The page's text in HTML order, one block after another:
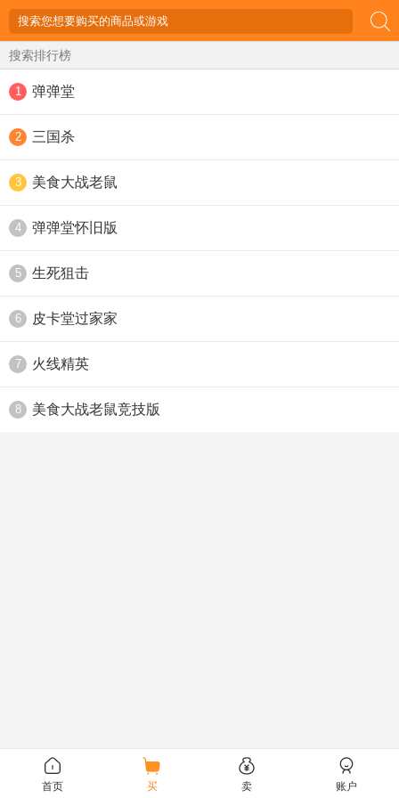
搜索排行榜
1 弹弹堂
2 三国杀
3 美食大战老鼠
4 弹弹堂怀旧版
5 生死狙击
6 皮卡堂过家家
7 火线精英
8 美食大战老鼠竞技版
首页 买 卖 账户